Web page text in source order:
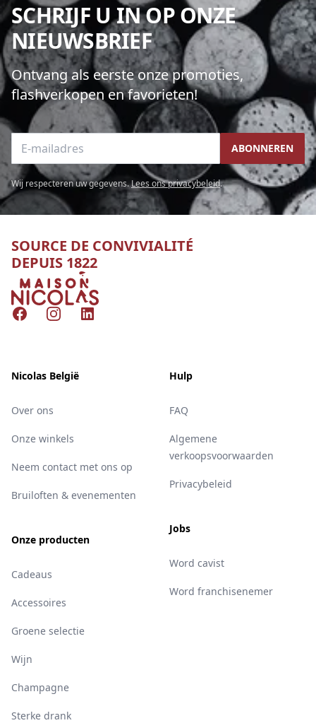
SCHRIJF U IN OP ONZE
NIEUWSBRIEF
Ontvang als eerste onze promoties,
flashverkopen en favorieten!
E-mailadres ABONNEREN
Wij respecteren uw gegevens.Lees ons privacybeleid.
SOURCE DE CONVIVIALITÉ
DEPUIS 1822
Nicolas
FacebookInstagramLinkedIn
Nicolas België
Over ons
Onze winkels
Neem contact met ons op
Bruiloften & evenementen
Onze producten
Cadeaus
Accessoires
Groene selectie
Wijn
Champagne
Sterke drank
Hulp
FAQ
Algemene
verkoopsvoorwaarden
Privacybeleid
Jobs
Word cavist
Word franchisenemer